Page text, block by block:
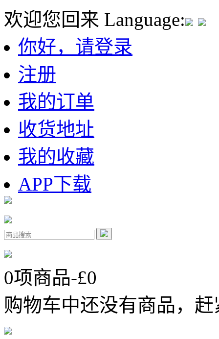
欢迎您回来 Language:
你好，请登录
注册
我的订单
收货地址
我的收藏
APP下载
0项商品-£0
购物车中还没有商品，